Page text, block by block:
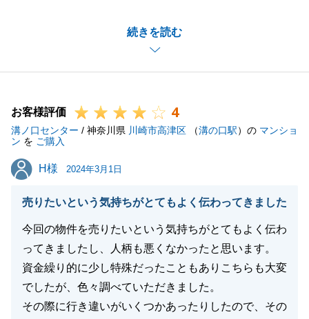
続きを読む
お客様の不安を可能な限りなくすことが、私共の使命
であり義務と思っております。
はじめてお会いしたときから笑顔で接していただき、
お客様に感じていただいた質の高いサービスを、一人
でも多くのお客様に提供できますよう、引き続きスキ
ルアップに努めてまいります。
大切なユーザー様と末永くお付き合いをさせていただ
今後とも不動産に関することは、東急リバブル溝ノ口
センターをご指名ください。
必ずお客様のご期待にお応えいたします。
閉じる
お客様評価 4
溝ノ口センター / 神奈川県 川崎市高津区 （溝の口駅）の マンショ
ン を ご購入
H様
H様 2024年3月1日
売りたいという気持ちがとてもよく伝わってきました
今回の物件を売りたいという気持ちがとてもよく伝わ
ってきましたし、人柄も悪くなかったと思います。
資金繰り的に少し特殊だったこともありこちらも大変
でしたが、色々調べていただきました。
その際に行き違いがいくつかあったりしたので、その